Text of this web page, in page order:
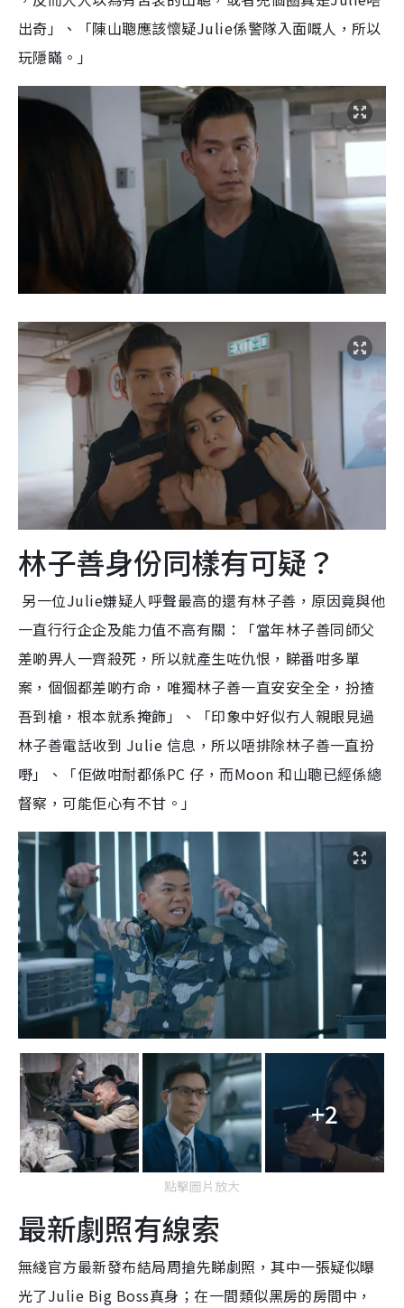
出奇」、「陳山聰應該懷疑Julie係警隊入面嘅人，所以
玩隱瞞。」
林子善身份同樣有可疑？
另一位Julie嫌疑人呼聲最高的還有林子善，原因竟與他
一直行行企企及能力值不高有關：「當年林子善同師父
差啲畀人一齊殺死，所以就產生咗仇恨，睇番咁多單
案，個個都差啲冇命，唯獨林子善一直安安全全，扮揸
吾到槍，根本就系掩飾」、「印象中好似冇人親眼見過
林子善電話收到 Julie 信息，所以唔排除林子善一直扮
嘢」、「佢做咁耐都係PC 仔，而Moon 和山聰已經係總
督察，可能佢心有不甘。」
+2
點擊圖片放大
最新劇照有線索
無綫官方最新發布結局周搶先睇劇照，其中一張疑似曝
光了Julie Big Boss真身；在一間類似黑房的房間中，